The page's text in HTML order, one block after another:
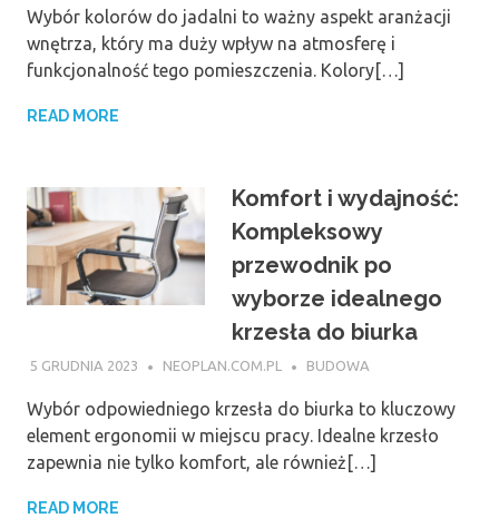
Wybór kolorów do jadalni to ważny aspekt aranżacji
wnętrza, który ma duży wpływ na atmosferę i
funkcjonalność tego pomieszczenia. Kolory[…]
READ MORE
Komfort i wydajność:
Kompleksowy
przewodnik po
wyborze idealnego
krzesła do biurka
5 GRUDNIA 2023 NEOPLAN.COM.PL BUDOWA
Wybór odpowiedniego krzesła do biurka to kluczowy
element ergonomii w miejscu pracy. Idealne krzesło
zapewnia nie tylko komfort, ale również[…]
READ MORE